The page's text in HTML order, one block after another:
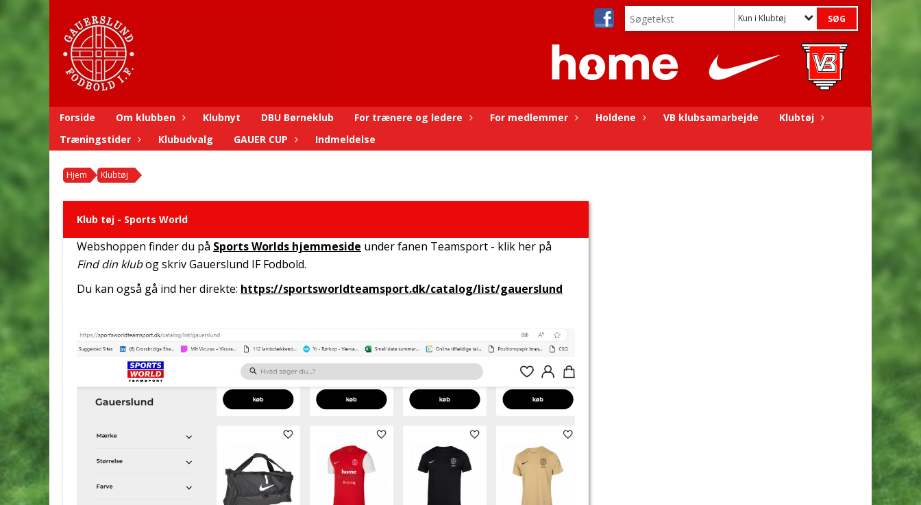
Kun i Klubtøj
Forside Om klubben Klubnyt DBU Børneklub For trænere og ledere For medlemmer Holdene VB klubsamarbejde
Klubtøj
Træningstider
Klubudvalg GAUER CUP Indmeldelse
Hjem Klubtøj
Klub tøj - Sports World
Webshoppen finder du på Sports Worlds hjemmeside under fanen Teamsport - klik her på
Find din klubog skriv Gauerslund IF Fodbold.
Du kan også gå ind her direkte: https://sportsworldteamsport.dk/catalog/list/gauerslund